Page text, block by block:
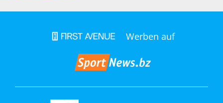
Werben auf